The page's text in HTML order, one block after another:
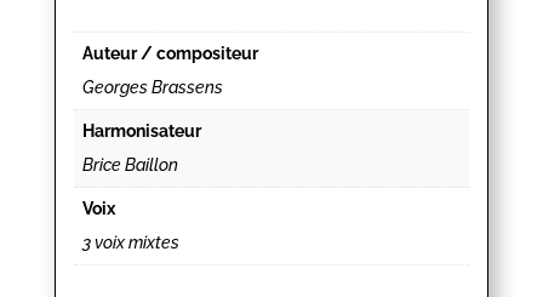
Auteur / compositeur
Georges Brassens
Harmonisateur
Brice Baillon
Voix
3 voix mixtes